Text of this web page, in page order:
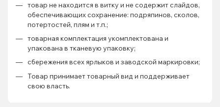
товар не находится в витку и не содержит слайдов,
обеспечивающих сохранение: подряпинов, сколов,
потертостей, плям и т.п.;
товарная комплектация укомплектована и
упакована в тканевую упаковку;
сбережения всех ярлыков и заводской маркировки;
Товар принимает товарный вид и поддерживает
свою власть.